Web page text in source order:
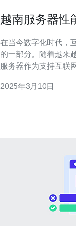
越南服务器性
在当今数字化时代，
的一部分。随着越来
服务器作为支持互联
越之处。 越南服务器提供了高速连接，可以快速传输数
2025年3月10日